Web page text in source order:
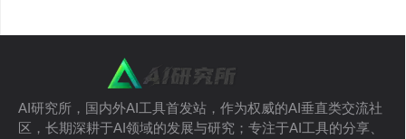
AI研究所，国内外AI工具首发站，作为权威的AI垂直类交流社
区，长期深耕于AI领域的发展与研究；专注于AI工具的分享、